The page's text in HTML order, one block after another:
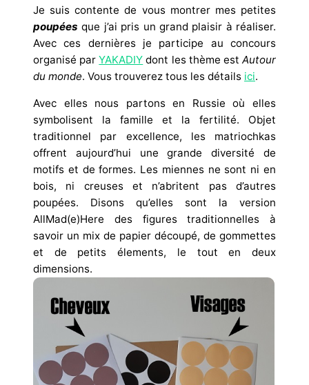
Je suis contente de vous montrer mes petites
poupées que j’ai pris un grand plaisir à réaliser.
Avec ces dernières je participe au concours
organisé parYAKADIY dont les thème est Autour
du monde. Vous trouverez tous les détails ici.
Avec elles nous partons en Russie où elles
symbolisent la famille et la fertilité. Objet
traditionnel par excellence, les matriochkas
offrent aujourd’hui une grande diversité de
motifs et de formes. Les miennes ne sont ni en
bois, ni creuses et n’abritent pas d’autres
poupées. Disons qu’elles sont la version
AllMad(e)Here des figures traditionnelles à
savoir un mix de papier découpé, de gommettes
et de petits élements, le tout en deux
dimensions.